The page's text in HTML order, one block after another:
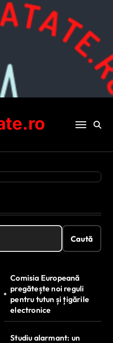
Caută
Comisia Europeană
pregătește noi reguli
pentru tutun și țigările
electronice
Studiu alarmant: un